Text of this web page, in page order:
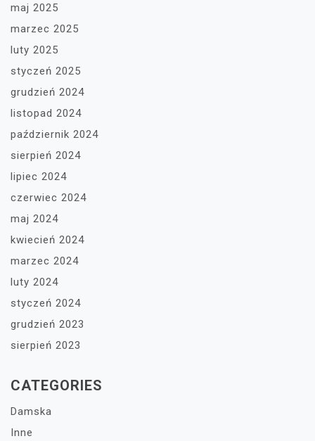
maj 2025
marzec 2025
luty 2025
styczeń 2025
grudzień 2024
listopad 2024
październik 2024
sierpień 2024
lipiec 2024
czerwiec 2024
maj 2024
kwiecień 2024
marzec 2024
luty 2024
styczeń 2024
grudzień 2023
sierpień 2023
CATEGORIES
Damska
Inne